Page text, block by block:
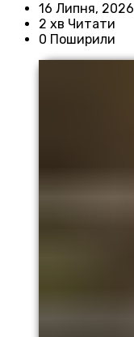
16 Липня, 2026
2 хв Читати
0 Поширили